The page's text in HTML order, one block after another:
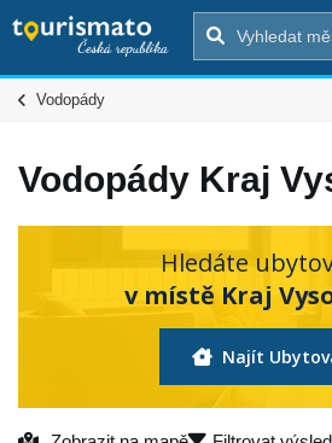
Vodopády
Vodopády Kraj
Hledáte
v místě Kraj
Najít